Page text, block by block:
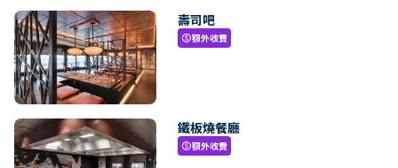
壽司吧
paid額外收費
鐵板燒餐廳
paid額外收費